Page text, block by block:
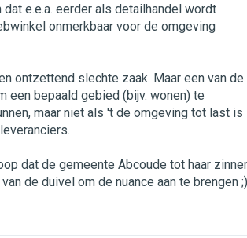
e.e.a. eerder als detailhandel wordt
onmerkbaar voor de omgeving
ontzettend slechte zaak. Maar een van de
een bepaald gebied (bijv. wonen) te
maar niet als 't de omgeving tot last is
dat de gemeente Abcoude tot haar
de duivel om de nuance aan te brengen ;)